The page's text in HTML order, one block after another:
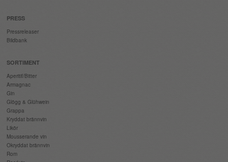
PRESS
Pressreleaser
Bildbank
SORTIMENT
Aperitif/Bitter
Armagnac
Gin
Glögg & Glühwein
Grappa
Kryddat brännvin
Likör
Mousserande vin
Okryddat brännvin
Rom